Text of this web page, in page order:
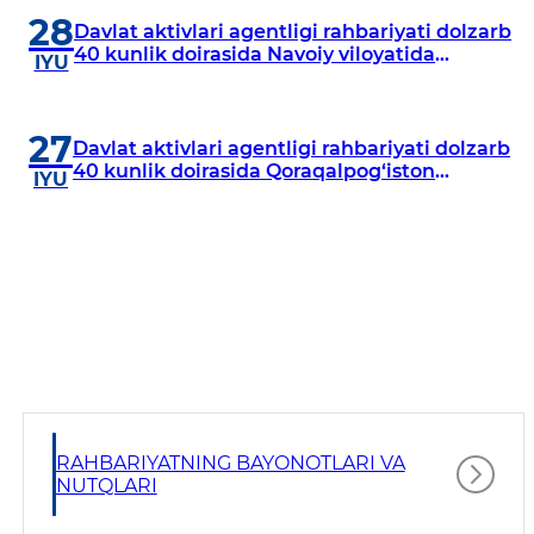
28
IYU
Davlat aktivlari agentligi rahbariyati dolzarb
40 kunlik doirasida Navoiy viloyatida
27
IYU
Davlat aktivlari agentligi rahbariyati dolzarb
40 kunlik doirasida Qoraqalpog‘iston
RAHBARIYATNING BAYONOTLARI VA
NUTQLARI